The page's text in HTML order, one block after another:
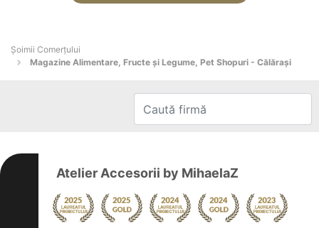
Șoimii Comerțului
Magazine Alimentare, Fructe și Legume, Pet Shopuri - Călăraşi
Atelier Accesorii by MihaelaZ